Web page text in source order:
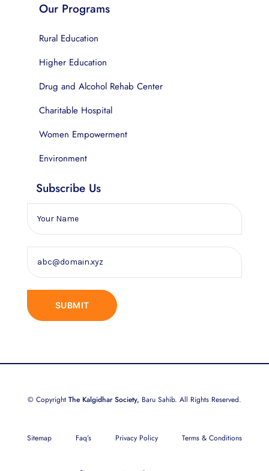
Our Programs
Rural Education
Higher Education
Drug and Alcohol Rehab Center
Charitable Hospital
Women Empowerment
Environment
Subscribe Us
© Copyright The Kalgidhar Society, Baru Sahib. All Rights Reserved.
Sitemap Faq’s Privacy Policy Terms & Conditions